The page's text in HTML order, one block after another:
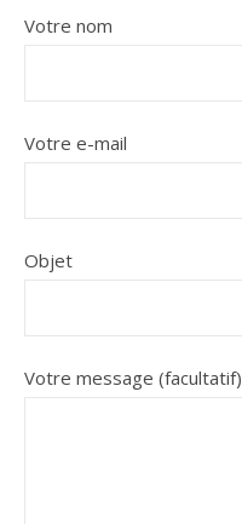
Votre nom
Votre e-mail
Objet
Votre message (facultatif)